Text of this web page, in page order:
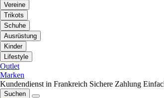
Vereine
Trikots
Schuhe
Ausrüstung
Kinder
Lifestyle
Outlet
Marken
Kundendienst in Frankreich Sichere Zahlung
Suchen